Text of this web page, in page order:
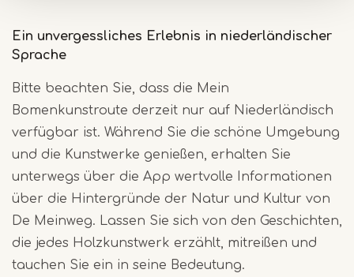
Ein unvergessliches Erlebnis in niederländischer
Sprache
Bitte beachten Sie, dass die Mein
Bomenkunstroute derzeit nur auf Niederländisch
verfügbar ist. Während Sie die schöne Umgebung
und die Kunstwerke genießen, erhalten Sie
unterwegs über die App wertvolle Informationen
über die Hintergründe der Natur und Kultur von
De Meinweg. Lassen Sie sich von den Geschichten,
die jedes Holzkunstwerk erzählt, mitreißen und
tauchen Sie ein in seine Bedeutung.